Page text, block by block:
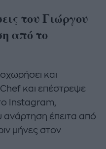
του Γιώργου
από το
και
και επέστρεψε
Instagram,
έπειτα από
μήνες στον